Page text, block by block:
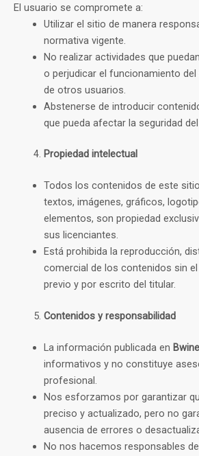
El usuario se compromete a:
Utilizar el sitio de manera
normativa vigente.
No realizar actividades que
o perjudicar el funcionamiento
de otros usuarios.
Abstenerse de introducir
que pueda afectar la seguridad
Propiedad intelectual
Todos los contenidos de este
textos, imágenes, gráficos,
elementos, son propiedad
sus licenciantes.
Está prohibida la reproducción,
comercial de los contenidos sin
previo y por escrito del titular.
Contenidos y responsabilidad
La información publicada en
informativos y no constituye
profesional.
Nos esforzamos por garantizar
preciso y actualizado, pero no
ausencia de errores o
No nos hacemos responsables